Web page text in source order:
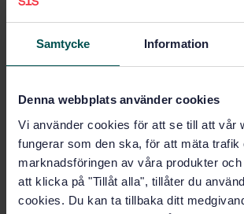
Samtycke Information
Denna webbplats använder cookies
Vi använder cookies för att se till att vår
fungerar som den ska, för att mäta trafik
marknadsföringen av våra produkter
att klicka på "Tillåt alla", tillåter du
cookies. Du kan ta tillbaka ditt
PDF
Produktinformation
Språk: Svenska
Konstruktion,